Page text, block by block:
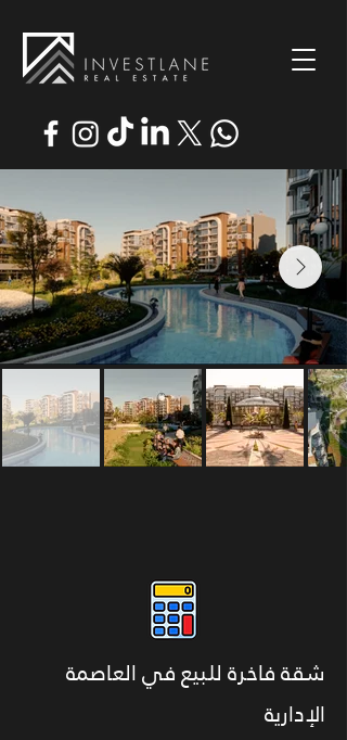
شقة فاخرة للبيع في العاصمة
الإدارية